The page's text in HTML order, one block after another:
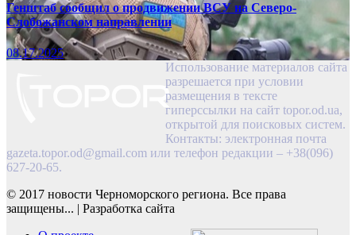
Генштаб сообщил о продвижении ВСУ на Северо-
Слобожанском направлении
08.17.2025
Использование материалов сайта
разрешается при условии
размещения в тексте
гиперссылки на сайт topor.od.ua,
открытой для поисковых систем.
Контакты: электронная почта
gazeta.topor.od@gmail.com или телефон редакции – +38(096)
627-20-65.
© 2017 новости Черноморского региона. Все права
защищены... | Разработка сайта